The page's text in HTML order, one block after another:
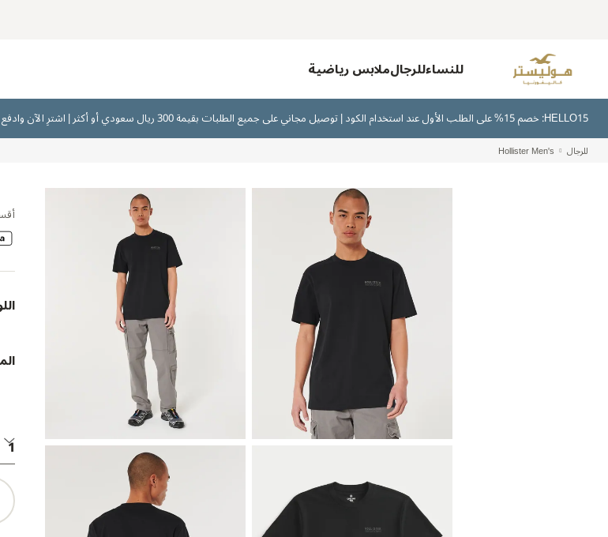
للنساءللرجالملابس رياضية
HELLO15: خصم 15% على الطلب الأول عند استخدام الكود | توصيل مجاني على جميع الطلبات بقيمة 300 ريال سعودي أو أكثر | اشترِ الآن وادفع لاحقًا عبر تابي وتمارا
للرجال Hollister Men's